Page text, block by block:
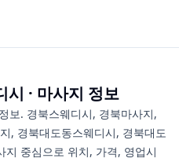
시 · 마사지 정보
보. 경북스웨디시, 경북마사지,
, 경북대도동스웨디시, 경북대도
중심으로 위치, 가격, 영업시